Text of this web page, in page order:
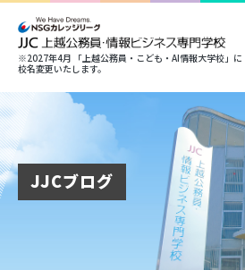
※2027年4月 「上越公務員・こども・AI情報大学校」に
校名変更いたします。
JJCブログ